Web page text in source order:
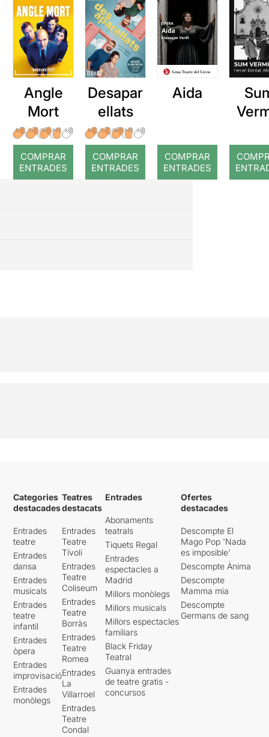
Angle
Mort
COMPRAR
ENTRADES
Desapar
ellats
COMPRAR
ENTRADES
Aida
COMPRAR
ENTRADES
Categories
destacades
Entrades
teatre
Entrades
dansa
Entrades
musicals
Entrades
teatre
infantil
Entrades
òpera
Entrades
improvisació
Entrades
monòlegs
Teatres
destacats
Entrades
Teatre
Tívoli
Entrades
Teatre
Coliseum
Entrades
Teatre
Borràs
Entrades
Teatre
Romea
Entrades
La
Villarroel
Entrades
Teatre
Condal
Entrades
Abonaments
teatrals
Tiquets Regal
Entrades
espectacles a
Madrid
Millors monòlegs
Millors musicals
Millors espectacles
familiars
Black Friday
Teatral
Guanya entrades
de teatre gratis -
concursos
Ofertes
destacades
Descompte El
Mago Pop 'Nada
es imposible'
Descompte Ànima
Descompte
Mamma mia
Descompte
Germans de sang